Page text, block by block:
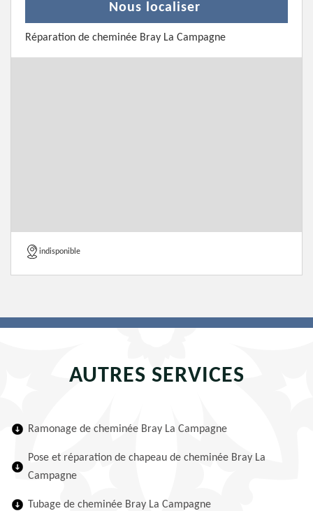
Nous localiser
Réparation de cheminée Bray La Campagne
indisponible
AUTRES SERVICES
Ramonage de cheminée Bray La Campagne
Pose et réparation de chapeau de cheminée Bray La
Campagne
Tubage de cheminée Bray La Campagne